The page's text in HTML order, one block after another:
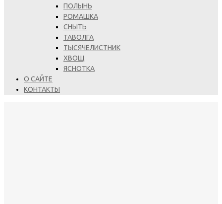
ПОЛЫНЬ
РОМАШКА
СНЫТЬ
ТАВОЛГА
ТЫСЯЧЕЛИСТНИК
ХВОЩ
ЯСНОТКА
О САЙТЕ
КОНТАКТЫ